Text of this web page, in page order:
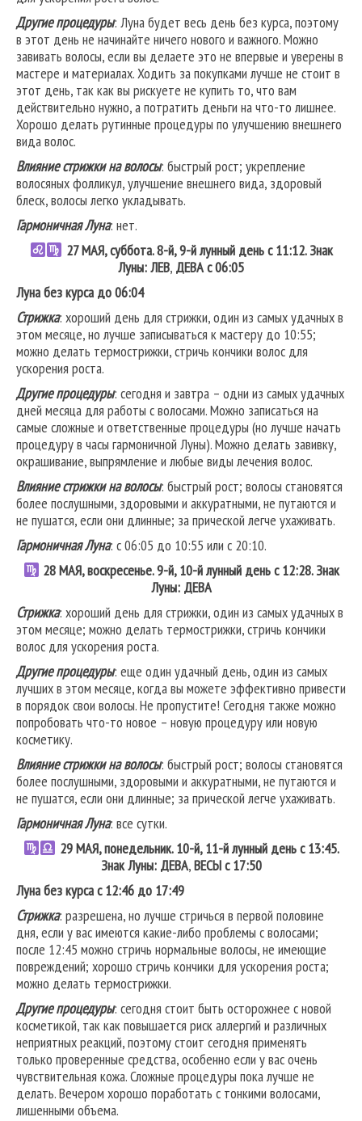
Другие процедуры: Луна будет весь день без курса, поэтому
в этот день не начинайте ничего нового и важного. Можно
завивать волосы, если вы делаете это не впервые и уверены в
мастере и материалах. Ходить за покупками лучше не стоит в
этот день, так как вы рискуете не купить то, что вам
действительно нужно, а потратить деньги на что-то лишнее.
Хорошо делать рутинные процедуры по улучшению внешнего
вида волос.
Влияние стрижки на волосы: быстрый рост; укрепление
волосяных фолликул, улучшение внешнего вида, здоровый
блеск, волосы легко укладывать.
Гармоничная Луна: нет.
27 МАЯ, суббота. 8-й, 9-й лунный день с 11:12. Знак
Луны: ЛЕВ, ДЕВАс 06:05
Луна без курса до 06:04
Стрижка: хороший день для стрижки, один из самых удачных в
этом месяце, но лучше записываться к мастеру до 10:55;
можно делать термострижки, стричь кончики волос для
ускорения роста.
Другие процедуры: сегодня и завтра – одни из самых удачных
дней месяца для работы с волосами. Можно записаться на
самые сложные и ответственные процедуры (но лучше начать
процедуру в часы гармоничной Луны). Можно делать завивку,
окрашивание, выпрямление и любые виды лечения волос.
Влияние стрижки на волосы: быстрый рост; волосы становятся
более послушными, здоровыми и аккуратными, не путаются и
не пушатся, если они длинные; за прической легче ухаживать.
Гармоничная Луна: с 06:05 до 10:55 или с 20:10.
28 МАЯ, воскресенье. 9-й, 10-й лунный день с 12:28. Знак
Луны: ДЕВА
Стрижка: хороший день для стрижки, один из самых удачных в
этом месяце; можно делать термострижки, стричь кончики
волос для ускорения роста.
Другие процедуры: еще один удачный день, один из самых
лучших в этом месяце, когда вы можете эффективно привести
в порядок свои волосы. Не пропустите! Сегодня также можно
попробовать что-то новое – новую процедуру или новую
косметику.
Влияние стрижки на волосы: быстрый рост; волосы становятся
более послушными, здоровыми и аккуратными, не путаются и
не пушатся, если они длинные; за прической легче ухаживать.
Гармоничная Луна: все сутки.
29 МАЯ, понедельник. 10-й, 11-й лунный день с 13:45.
Знак Луны: ДЕВА,ВЕСЫс 17:50
Луна без курса с 12:46 до 17:49
Стрижка: разрешена, но лучше стричься в первой половине
дня, если у вас имеются какие-либо проблемы с волосами;
после 12:45 можно стричь нормальные волосы, не имеющие
повреждений; хорошо стричь кончики для ускорения роста;
можно делать термострижки.
Другие процедуры: сегодня стоит быть осторожнее с новой
косметикой, так как повышается риск аллергий и различных
неприятных реакций, поэтому стоит сегодня применять
только проверенные средства, особенно если у вас очень
чувствительная кожа. Сложные процедуры пока лучше не
делать. Вечером хорошо поработать с тонкими волосами,
лишенными объема.